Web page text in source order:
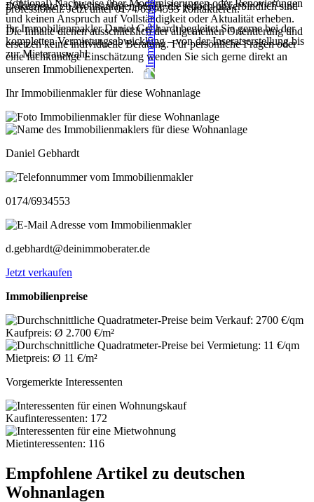
-(optional) Nachweise über Modernisierungen oder Renovierungen
Ihr Immobilienmakler Daniel Gebhardt begleitet Sie gerne bei der
kompletten Vermietungsabwicklung – von der Inseratserstellung bis
zur Mieterauswahl.
professionell. Jetzt unter 0174/6934553 kontaktieren.
Dokumente zu Wohnanlagen bereit, die jedoch unverbindlich sind
und keinen Anspruch auf Vollständigkeit oder Aktualität erheben.
Die Inhalte dienen ausschließlich der allgemeinen Orientierung und
ersetzen keine individuelle Beratung. Für persönliche Fragen oder
eine fachkundige Einschätzung wenden Sie sich gerne direkt an
unseren Immobilienexperten.
Ihr Immobilienmakler für diese Wohnanlage
Daniel Gebhardt
0174/6934553
d.gebhardt@deinimmoberater.de
Jetzt verkaufen
Immobilienpreise
Kaufpreis: Ø 2.700 €/m²
Mietpreis: Ø 11 €/m²
Vorgemerkte Interessenten
Kaufinteressenten: 172
Mietinteressenten: 116
Empfohlene Artikel zu deutschen
Wohnanlagen